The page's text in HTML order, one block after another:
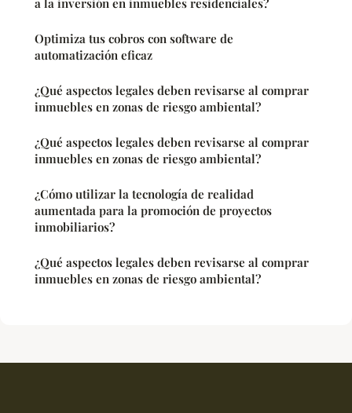
a la inversión en inmuebles residenciales?
Optimiza tus cobros con software de
automatización eficaz
¿Qué aspectos legales deben revisarse al comprar
inmuebles en zonas de riesgo ambiental?
¿Qué aspectos legales deben revisarse al comprar
inmuebles en zonas de riesgo ambiental?
¿Cómo utilizar la tecnología de realidad
aumentada para la promoción de proyectos
inmobiliarios?
¿Qué aspectos legales deben revisarse al comprar
inmuebles en zonas de riesgo ambiental?